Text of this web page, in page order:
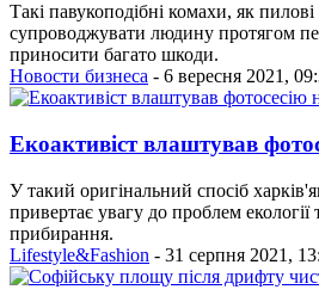
Такі павукоподібні комахи, як
супроводжувати людину протягом
приносити багато шкоди.
Новости бизнеса - 6 вересня 2021,
Екоактивіст влаштував
У такий оригінальний спосіб
привертає увагу до проблем екології
прибирання.
Lifestyle&Fashion - 31 серпня 2021,